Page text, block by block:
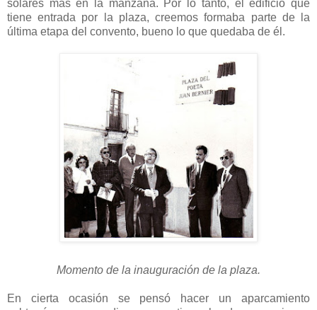
solares más en la manzana. Por lo tanto, el edificio que
tiene entrada por la plaza, creemos formaba parte de la
última etapa del convento, bueno lo que quedaba de él.
Momento de la inauguración de la plaza.
En cierta ocasión se pensó hacer un aparcamiento